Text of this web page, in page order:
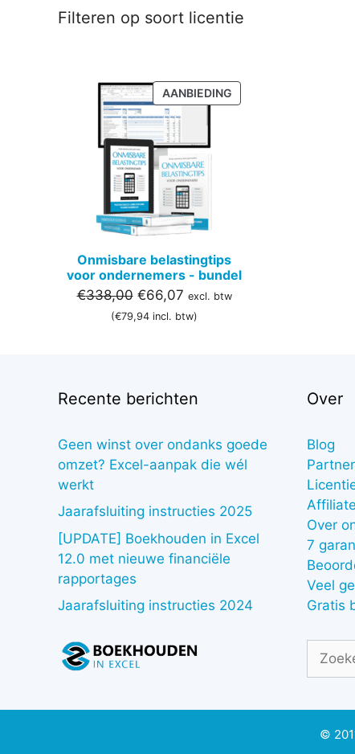
Filteren op soort licentie
AANBIEDINGPRODUCT
IN
Onmisbare belastingtips
voor ondernemers - bundel
€338,00 Oorspronkelijke
prijs
€66,07Huidige
prijs
excl. btw
(€79,94 incl. btw)
Recente berichten
Geen winst over ondanks goede
omzet? Excel-aanpak die wél
werkt
Jaarafsluiting instructies 2025
[UPDATE] Boekhouden in Excel
12.0 met nieuwe financiële
rapportages
Jaarafsluiting instructies 2024
Over
Blog
Over
7
Veel
Gratis
naar:
©